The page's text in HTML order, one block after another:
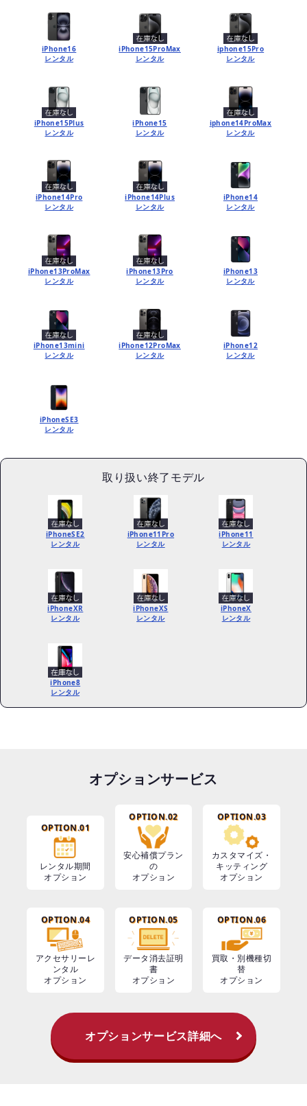
iPhone16
レンタル
iPhone15ProMax
レンタル
iphone15Pro
レンタル
iPhone15Plus
レンタル
iPhone15
レンタル
iphone14ProMax
レンタル
iPhone14Pro
レンタル
iPhone14Plus
レンタル
iPhone14
レンタル
iPhone13ProMax
レンタル
iPhone13Pro
レンタル
iPhone13
レンタル
iPhone13mini
レンタル
iPhone12ProMax
レンタル
iPhone12
レンタル
iPhoneSE3
レンタル
取り扱い終了モデル
iPhoneSE2
レンタル
iPhone11Pro
レンタル
iPhone11
レンタル
iPhoneXR
レンタル
iPhoneXS
レンタル
iPhoneX
レンタル
iPhone8
レンタル
オプションサービス
OPTION.01
レンタル期間
オプション
OPTION.02
安心補償プラン
の
オプション
OPTION.03
カスタマイズ・
キッティング
オプション
OPTION.04
アクセサリーレ
ンタル
オプション
OPTION.05
データ消去証明
書
オプション
OPTION.06
買取・別機種切
替
オプション
オプションサービス詳細へ